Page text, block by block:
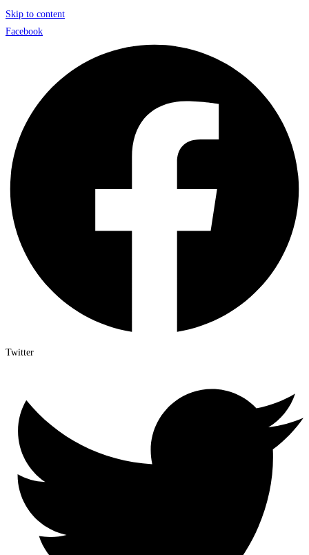
Skip to content
Facebook
Twitter